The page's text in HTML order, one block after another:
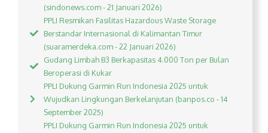
(sindonews.com - 21 Januari 2026)
PPLI Resmikan Fasilitas Hazardous Waste Storage
Berstandar Internasional di Kalimantan Timur
(suaramerdeka.com - 22 Januari 2026)
Gudang Limbah B3 Berkapasitas 4.000 Ton per Bulan
Beroperasi di Kukar
PPLI Dukung Garmin Run Indonesia 2025 untuk
Wujudkan Lingkungan Berkelanjutan (banpos.co - 14
September 2025)
PPLI Dukung Garmin Run Indonesia 2025 untuk